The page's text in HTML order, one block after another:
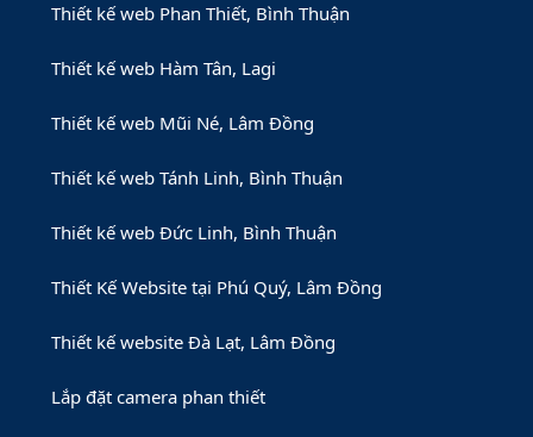
Thiết kế web Phan Thiết, Bình Thuận
Thiết kế web Hàm Tân, Lagi
Thiết kế web Mũi Né, Lâm Đồng
Thiết kế web Tánh Linh, Bình Thuận
Thiết kế web Đức Linh, Bình Thuận
Thiết Kế Website tại Phú Quý, Lâm Đồng
Thiết kế website Đà Lạt, Lâm Đồng
Lắp đặt camera phan thiết